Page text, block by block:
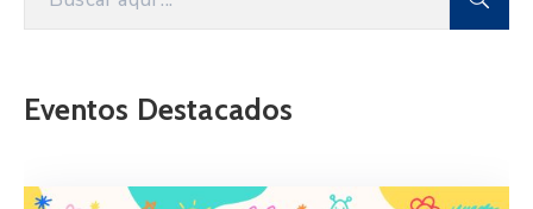
Eventos Destacados